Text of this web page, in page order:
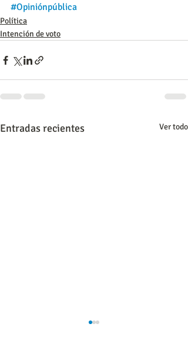
#Opiniónpública
Política
Intención de voto
Entradas recientes Ver todo